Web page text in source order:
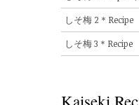
しそ梅 2＊Recipe
しそ梅 3＊Recipe
Kaiseki